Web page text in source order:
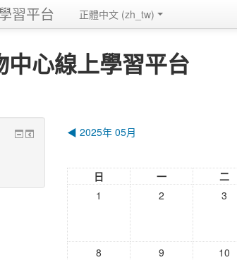
習平台 正體中文 (zh_tw)
心線上學習平台
◀ 2025年 05月
日 一 二
1
2 3
8 9 10